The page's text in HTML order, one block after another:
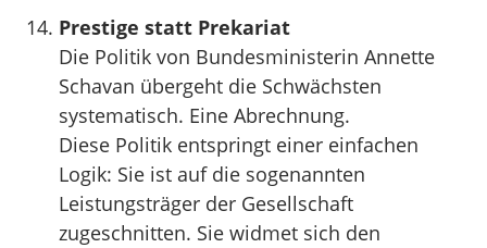
Prestige statt Prekariat
Die Politik von Bundesministerin Annette
Schavan übergeht die Schwächsten
systematisch. Eine Abrechnung.
Diese Politik entspringt einer einfachen
Logik: Sie ist auf die sogenannten
Leistungsträger der Gesellschaft
zugeschnitten. Sie widmet sich den